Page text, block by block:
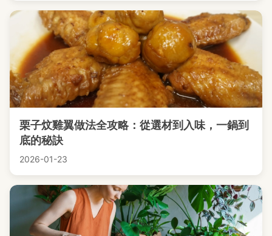
栗子炆雞翼做法全攻略：從選材到入味，一鍋到
底的秘訣
2026-01-23